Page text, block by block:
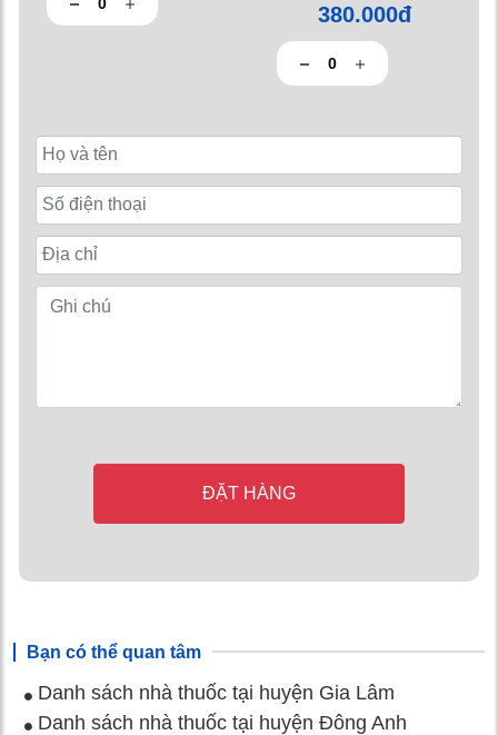
380.000đ
ĐẶT HÀNG
Bạn có thể quan tâm
Danh sách nhà thuốc tại huyện Gia Lâm
Danh sách nhà thuốc tại huyện Đông Anh